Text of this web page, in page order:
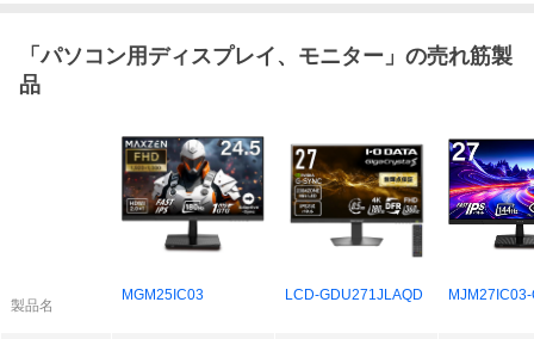
「パソコン用ディスプレイ、モニター 」の売れ筋製
品
製品名
MGM25IC03 LCD-GDU271JLAQD